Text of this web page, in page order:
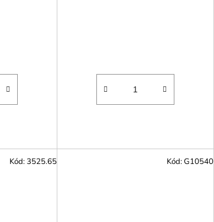
Kód:3525.65 Kód:G10540